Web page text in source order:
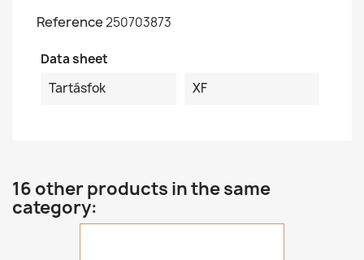
Reference250703873
Data sheet
Tartásfok
XF
16 other products in the same
category: